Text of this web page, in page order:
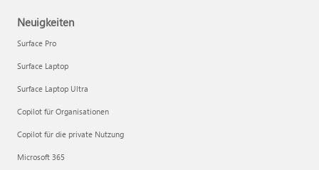
Neuigkeiten
Surface Pro
Surface Laptop
Surface Laptop Ultra
Copilot für Organisationen
Copilot für die private Nutzung
Microsoft 365